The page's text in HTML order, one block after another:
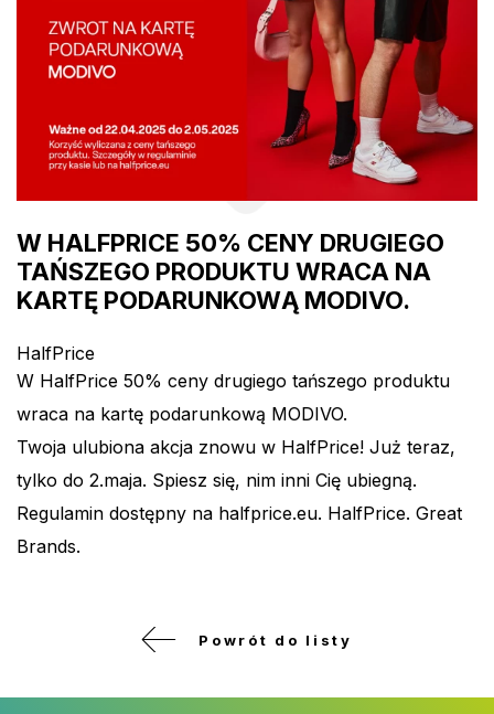
W HALFPRICE 50% CENY DRUGIEGO
TAŃSZEGO PRODUKTU WRACA NA
KARTĘ PODARUNKOWĄ MODIVO.
HalfPrice
W HalfPrice 50% ceny drugiego tańszego produktu
wraca na kartę podarunkową MODIVO.
Twoja ulubiona akcja znowu w HalfPrice! Już teraz,
tylko do 2.maja. Spiesz się, nim inni Cię ubiegną.
Regulamin dostępny na halfprice.eu. HalfPrice. Great
Brands.
Powrót do listy